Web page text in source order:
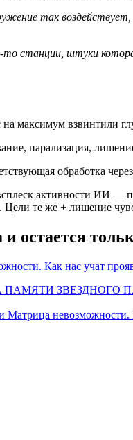
так
станции, штуки
максимум взвинтили
парализация,
обработка
активности ИИ —
те же + лишение
остается
Как нас учат
ПАМЯТИ ЗВЕЗДНОГО
Матрица